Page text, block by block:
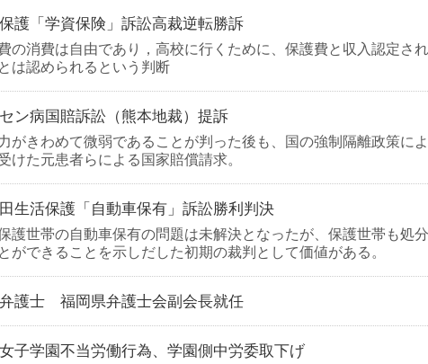
護「学資保険」訴訟高裁逆転勝訴
の消費は自由であり，高校に行くために、保護費と収入認定さ
は認められるという判断
ン病国賠訴訟（熊本地裁）提訴
がきわめて微弱であることが判った後も、国の強制隔離政策に
けた元患者らによる国家賠償請求。
生活保護「自動車保有」訴訟勝利判決
護世帯の自動車保有の問題は未解決となったが、保護世帯も処
ができることを示しだした初期の裁判として価値がある。
護士 福岡県弁護士会副会長就任
子学園不当労働行為、学園側中労委取下げ